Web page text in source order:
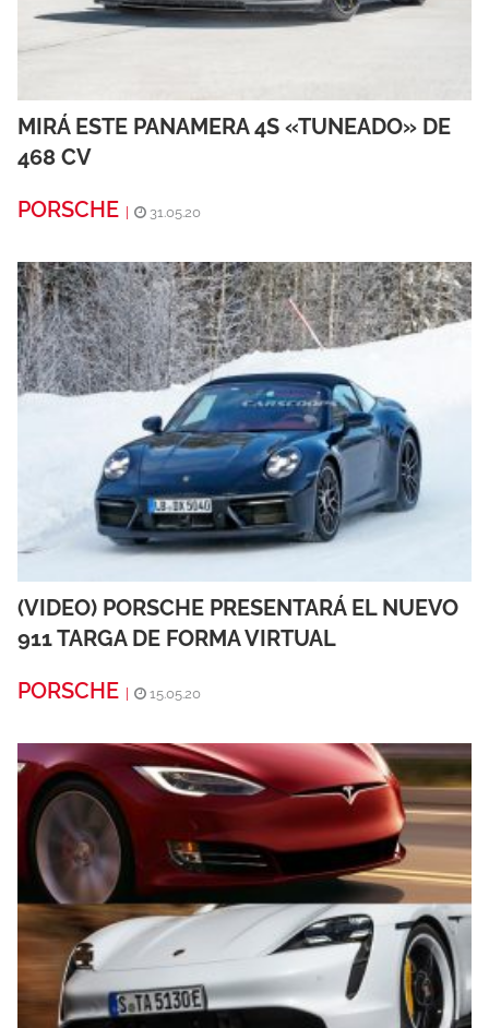
MIRÁ ESTE PANAMERA 4S «TUNEADO» DE
468 CV
PORSCHE
31.05.20
(VIDEO) PORSCHE PRESENTARÁ EL NUEVO
911 TARGA DE FORMA VIRTUAL
PORSCHE
15.05.20